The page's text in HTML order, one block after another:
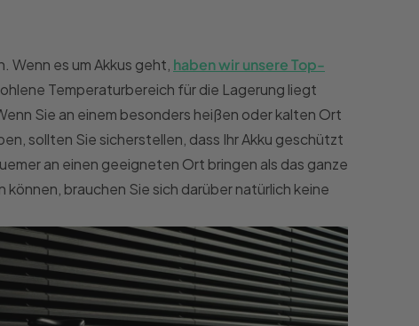
Wenn es um Akkus geht, haben wir unsere Top-
Temperaturbereich für die Lagerung liegt
Sie an einem besonders heißen oder kalten Ort
sollten Sie sicherstellen, dass Ihr Akku geschützt
an einen geeigneten Ort bringen als das ganze
brauchen Sie sich darüber natürlich keine